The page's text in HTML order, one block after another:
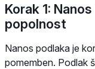
Korak 1:
popolnost
Nanos podlaka je
pomemben. Podlak